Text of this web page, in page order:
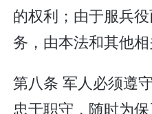
的权利；由于服兵
务，由本法和其他相
第八条 军人必须遵
忠于职守，随时为保